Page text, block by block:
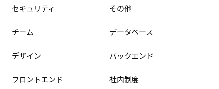
セキュリティ その他
チーム データベース
デザイン バックエンド
フロントエンド 社内制度